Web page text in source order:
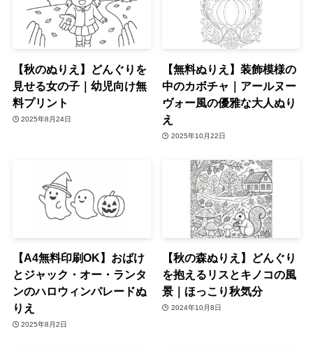
【秋のぬりえ】どんぐりを
見せる女の子｜幼児向け無
料プリント
2025年8月24日
【無料ぬりえ】装飾模様の
中のカボチャ｜アールヌー
ヴォー風の優雅な大人ぬり
え
2025年10月22日
【A4無料印刷OK】おばけ
とジャック・オー・ランタ
ンのハロウィンパレードぬ
りえ
2025年8月2日
【秋の森ぬりえ】どんぐり
を抱えるリスとキノコの風
景｜ほっこり秋気分
2024年10月8日